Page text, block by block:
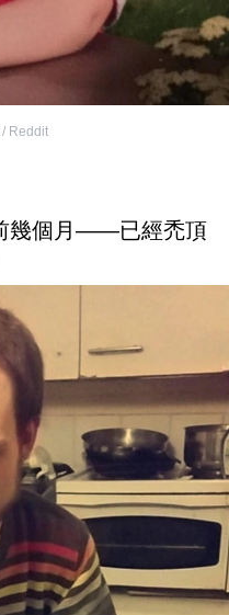
Reddit
幾個月——已經禿頂